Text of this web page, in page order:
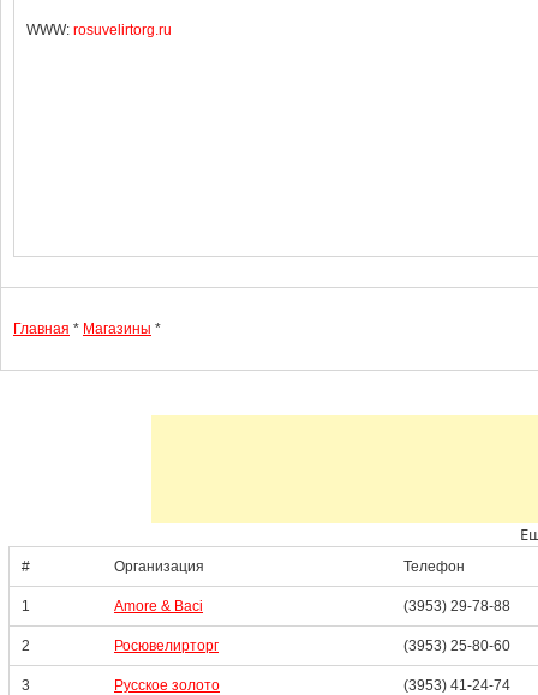
WWW: rosuvelirtorg.ru
Главная * Магазины *
# Организация Телефон
1 Amore & Baci (3953) 29-78-88
2 Росювелирторг (3953) 25-80-60
3 Русское золото (3953) 41-24-74